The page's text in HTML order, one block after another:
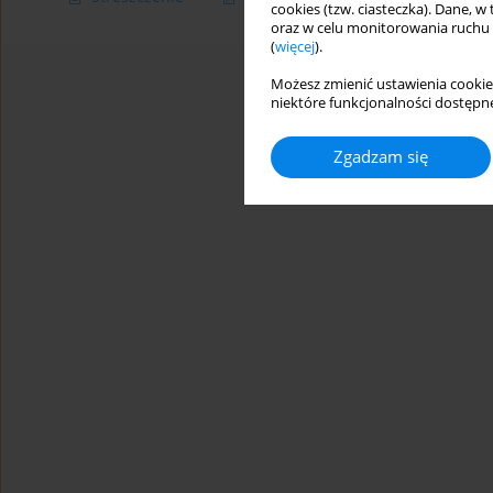
cookies (tzw. ciasteczka). Dane,
oraz w celu monitorowania ruchu
(więcej).
Możesz zmienić ustawienia
niektóre funkcjonalności
Zgadzam się